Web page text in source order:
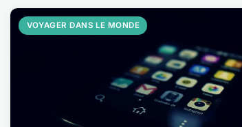
VOYAGER DANS LE MONDE